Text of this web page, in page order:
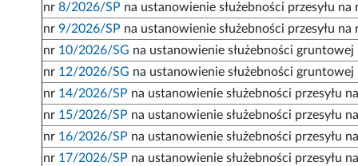
nr8/2026/SP na ustanowienie służebności przesyłu
nr9/2026/SP na ustanowienie służebności przesyłu
nr 10/2026/SG na ustanowienie służebności gruntowej
nr 12/2026/SG na ustanowienie służebności gruntowej
nr 14/2026/SP na ustanowienie służebności przesyłu
nr 15/2026/SP na ustanowienie służebności przesyłu
nr 16/2026/SP na ustanowienie służebności przesyłu
nr 17/2026/SP na ustanowienie służebności przesyłu